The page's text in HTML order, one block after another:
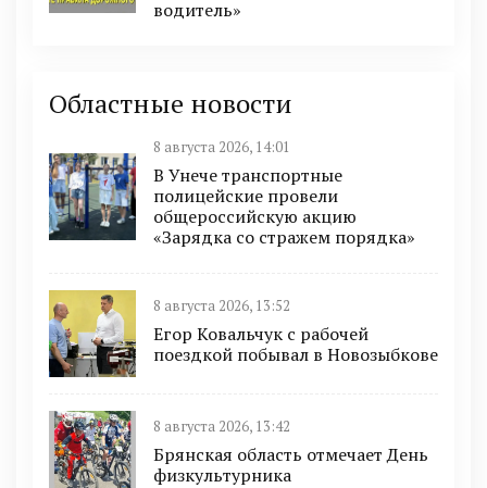
водитель»
Областные новости
8 августа 2026, 14:01
В Унече транспортные
полицейские провели
общероссийскую акцию
«Зарядка со стражем порядка»
8 августа 2026, 13:52
Егор Ковальчук с рабочей
поездкой побывал в Новозыбкове
8 августа 2026, 13:42
Брянская область отмечает День
физкультурника